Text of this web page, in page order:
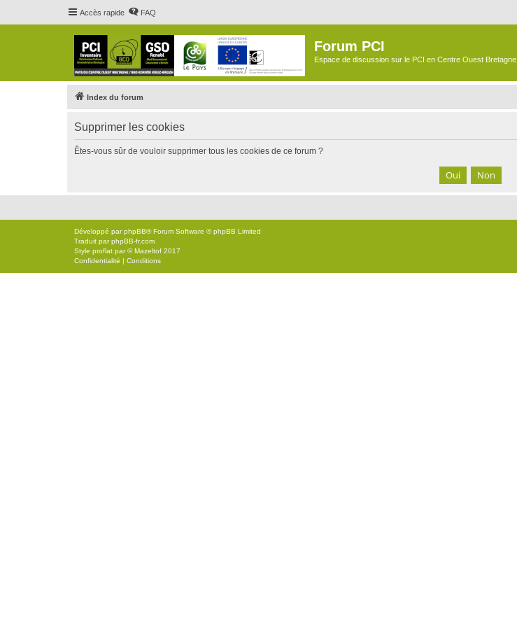
Accès rapide FAQ
Forum PCI
Espace de discussion sur le PCI en Centre Ouest Bretagne
Index du forum
Supprimer les cookies
Êtes-vous sûr de vouloir supprimer tous les cookies de ce forum ?
Développé parphpBB® Forum Software © phpBB Limited
Traduit parphpBB-fr.com
Style proflat par ©Mazeltof 2017
Confidentialité | Conditions